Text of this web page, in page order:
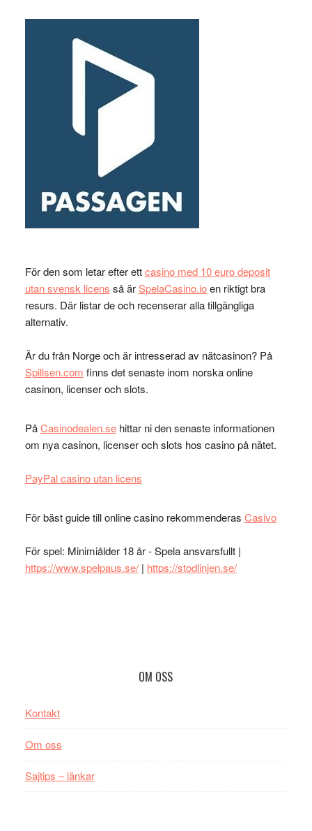
För den som letar efter ettcasino med 10 euro deposit
utan svensk licens så ärSpelaCasino.ioen riktigt bra
resurs. Där listar de och recenserar alla tillgängliga
alternativ.
Är du från Norge och är intresserad av nätcasinon? På
Spillsen.com finns det senaste inom norska online
casinon, licenser och slots.
PåCasinodealen.sehittar ni den senaste informationen
om nya casinon, licenser och slots hos casino på nätet.
PayPal casino utan licens
För bäst guide till online casino rekommenderas Casivo
För spel: Minimiålder 18 år - Spela ansvarsfullt |
https://www.spelpaus.se/| https://stodlinjen.se/
OM OSS
Kontakt
Om oss
Sajtips – länkar